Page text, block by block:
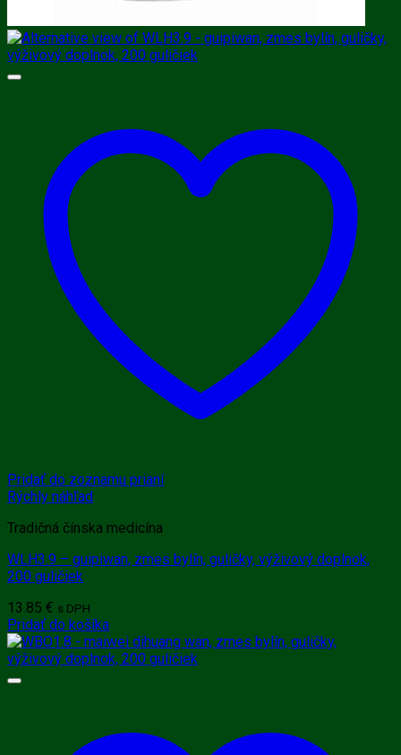
Pridať do zoznamu prianí
Rýchly náhľad
Tradičná čínska medicína
WLH3.9 – guipiwan, zmes bylín, guličky, výživový doplnok,
200 guličiek
13.85 € s DPH
Pridať do košíka